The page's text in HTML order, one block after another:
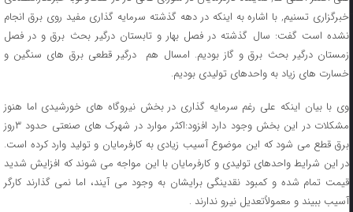
خبرگزاری تسنیم, با اشاره به اینکه در دهه گذشته سرمایه گذاری مفید روی برق انجام
نشده است گفت: سال گذشته در فصل بهار و تابستان درگیر بحث برق و در فصل
زمستان درگیر بحث برق و گاز بودیم. امسال هم درگیر قطعی برق های سنگین و
خسارت های زیاد به واحدهای تولیدی بودیم.
وی با بیان اینکه علی رغم سرمایه گذاری در بخش نیروگاه های خورشیدی اما هنوز
مشکلات در این بخش وجود دارد افزود:اکثر موارد در شهرک های صنعتی حدود ۳روز
برق قطع می شود که این موضوع آسیب زیادی به کارفرمایان و تولید وارد کرده است.
در این شرایط واحدهای تولیدی و کارفرمایان با این مواجه می شوند که افزایش شدید
قیمت تمام شده و کمبود نقدینگی برایشان به وجود می آیند، اما نمی گذارند کارگر
آسیب ببیند و معمولاً‌تعدیل نیرو ندارند .